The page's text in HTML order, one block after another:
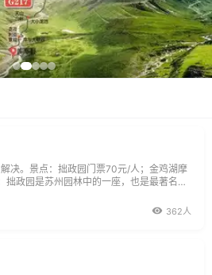
决。景点：拙政园门票70元/人；金鸡湖摩
拙政园是苏州园林中的一座，也是最著名
，拙政园造景山水并重，水面占全园的五分
362人